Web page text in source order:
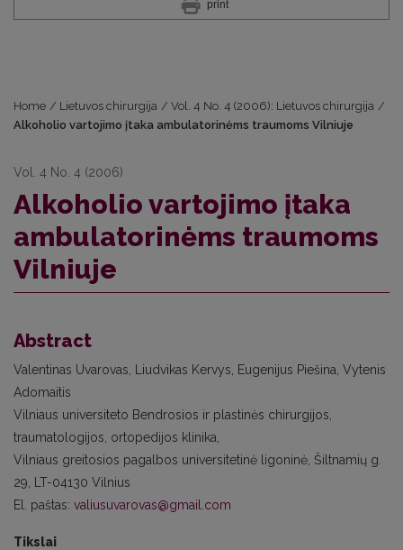
print
Home / Lietuvos chirurgija / Vol. 4 No. 4 (2006): Lietuvos chirurgija /
Alkoholio vartojimo įtaka ambulatorinėms traumoms Vilniuje
Vol. 4 No. 4 (2006)
Alkoholio vartojimo įtaka
ambulatorinėms traumoms
Vilniuje
Abstract
Valentinas Uvarovas, Liudvikas Kervys, Eugenijus Piešina, Vytenis
Adomaitis
Vilniaus universiteto Bendrosios ir plastinės chirurgijos,
traumatologijos, ortopedijos klinika,
Vilniaus greitosios pagalbos universitetinė ligoninė, Šiltnamių g.
29, LT-04130 Vilnius
El. paštas: valiusuvarovas@gmail.com
Tikslai